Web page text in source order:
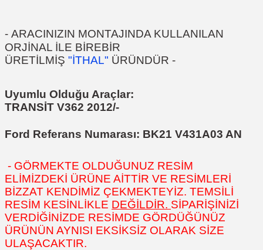
- ARACINIZIN MONTAJINDA KULLANILAN
ORJİNAL İLE BİREBİR
ÜRETİLMİŞ "İTHAL" ÜRÜNDÜR -
Uyumlu Olduğu Araçlar:
TRANSİT V362 2012/-
Ford Referans Numarası: BK21 V431A03 AN
- GÖRMEKTE OLDUĞUNUZ RESİM
ELİMİZDEKİ ÜRÜNE AİTTİR VE RESİMLERİ
BİZZAT KENDİMİZ ÇEKMEKTEYİZ. TEMSİLİ
RESİM KESİNLİKLE DEĞİLDİR. SİPARİŞİNİZİ
VERDİĞİNİZDE RESİMDE GÖRDÜĞÜNÜZ
ÜRÜNÜN AYNISI EKSİKSİZ OLARAK SİZE
ULAŞACAKTIR.